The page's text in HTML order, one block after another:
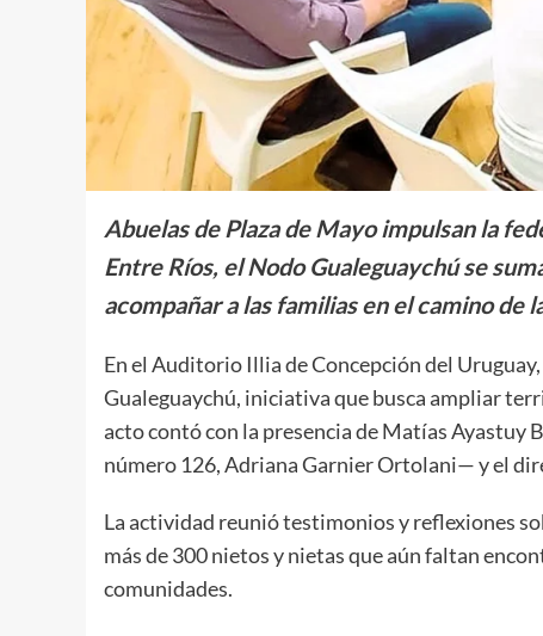
Abuelas de Plaza de Mayo impulsan la
Entre Ríos, el Nodo Gualeguaychú se
acompañar a las familias en el camino de
En el Auditorio Illia de Concepción del
Gualeguaychú, iniciativa que busca ampliar
acto contó con la presencia de Matías
número 126, Adriana Garnier Ortolani— y el
La actividad reunió testimonios y reflexiones
más de 300 nietos y nietas que aún faltan
comunidades.